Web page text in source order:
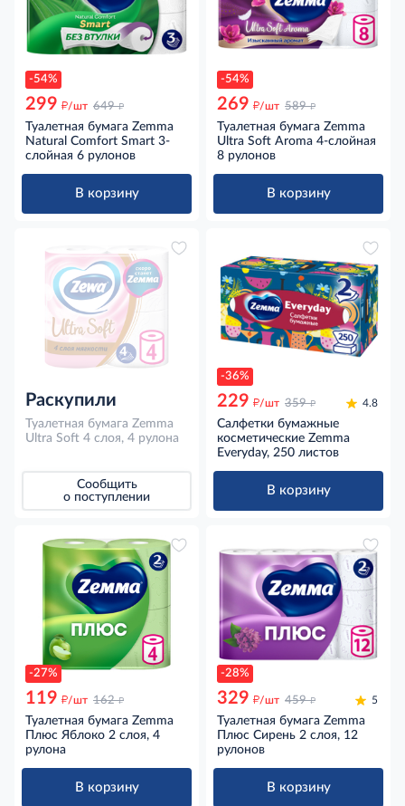
-54%
299 д/шт 649 д
Туалетная бумага Zemma
Natural Comfort Smart 3-
слойная 6 рулонов
В корзину
-54%
269 д/шт 589 д
Туалетная бумага Zemma
Ultra Soft Aroma 4-слойная
8 рулонов
В корзину
Раскупили
Туалетная бумага Zemma
Ultra Soft 4 слоя, 4 рулона
Сообщить
о поступлении
-36%
229 д/шт 359 д 4.8
Салфетки бумажные
косметические Zemma
Everyday, 250 листов
В корзину
-27%
119 д/шт 162 д
Туалетная бумага Zemma
Плюс Яблоко 2 слоя, 4
рулона
В корзину
-28%
329 д/шт 459 д 5
Туалетная бумага Zemma
Плюс Сирень 2 слоя, 12
рулонов
В корзину